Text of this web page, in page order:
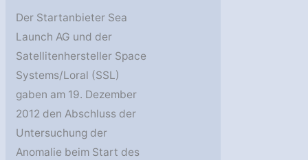
Der Startanbieter Sea
Launch AG und der
Satellitenhersteller Space
Systems/Loral (SSL)
gaben am 19. Dezember
2012 den Abschluss der
Untersuchung der
Anomalie beim Start des